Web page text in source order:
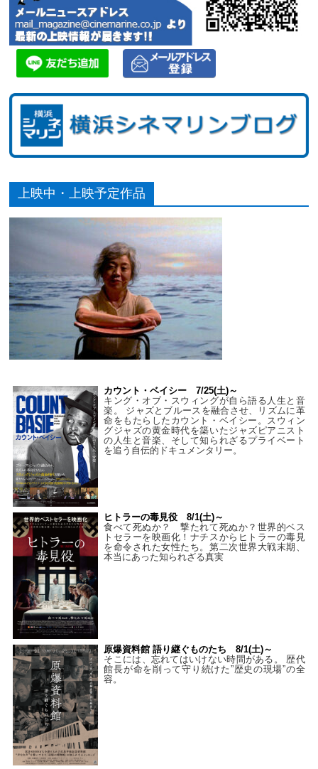
上映中・上映予定作品
カウント・ベイシー 7/25(土)～
キング・オブ・スウィングが自ら語る人生と音
楽。 ジャズとブルースを融合させ、リズムに革
命をもたらしたカウント・ベイシー。スウィン
グジャズの黄金時代を築いたジャズピアニスト
の人生と音楽、そして知られざるプライベート
を追う自伝的ドキュメンタリー。
ヒトラーの毒見役 8/1(土)～
食べて死ぬか？ 撃たれて死ぬか？世界的ベス
トセラーを映画化！ナチスからヒトラーの毒見
を命令された女性たち。第二次世界大戦末期、
本当にあった知られざる真実
原爆資料館 語り継ぐものたち 8/1(土)～
そこには、忘れてはいけない時間がある。 歴代
館長が命を削って守り続けた”歴史の現場”の全
容。